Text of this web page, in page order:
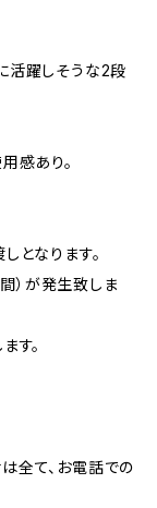
活躍しそうな2段
感あり。
となります。
）が発生致しま
す。
全て、お電話での